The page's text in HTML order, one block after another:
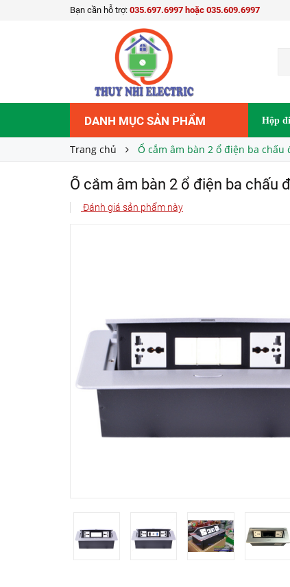
Bạn cần hỗ trợ: 035.697.6997 hoặc 035.609.6997
DANH MỤC SẢN PHẨM Hộp
Trang chủ Ổ cắm âm bàn 2 ổ điện ba
Ổ cắm âm bàn 2 ổ điện ba chấu
Đánh giá sản phẩm này
Giá bán: 650.000₫